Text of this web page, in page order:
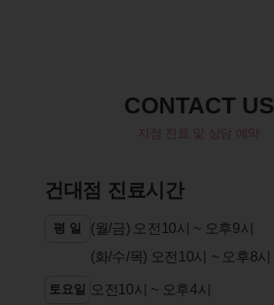
CONTACT US
지점 진료 및 상담 예약
건대점 진료시간
평 일
(월/금) 오전10시 ~ 오후9시
(화/수/목) 오전10시 ~ 오후8시
토요일 오전10시 ~ 오후4시